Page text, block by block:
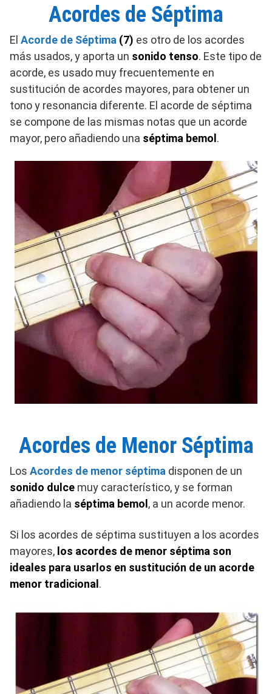
Acordes de Séptima
El Acorde de Séptima (7) es otro de los acordes
más usados, y aporta un sonido tenso. Este tipo de
acorde, es usado muy frecuentemente en
sustitución de acordes mayores, para obtener un
tono y resonancia diferente. El acorde de séptima
se compone de las mismas notas que un acorde
mayor, pero añadiendo una séptima bemol .
Acordes de Menor Séptima
Los Acordes de menor séptima disponen de un
sonido dulce muy característico, y se forman
añadiendo la séptima bemol , a un acorde menor.
Si los acordes de séptima sustituyen a los acordes
mayores, los acordes de menor séptima son
ideales para usarlos en sustitución de un acorde
menor tradicional .